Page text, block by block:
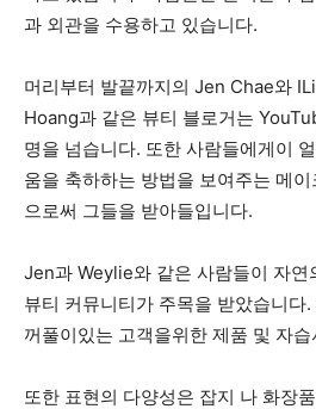
과 외관을 수용하고 있습니다.
머리부터 발끝까지의 Jen Chae와
Hoang과 같은 뷰티 블로거는
명을 넘습니다. 또한 사람들에게이
움을 축하하는 방법을 보여주는 메
으로써 그들을 받아들입니다.
Jen과 Weylie와 같은 사람들이 자연
뷰티 커뮤니티가 주목을 받았습니다
꺼풀이있는 고객을위한 제품 및 자
또한 표현의 다양성은 잡지 나 화장